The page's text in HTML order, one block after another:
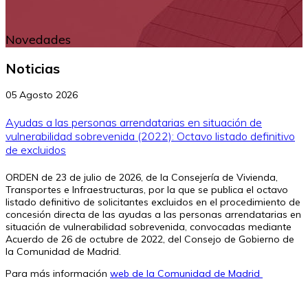
Novedades
Noticias
05 Agosto 2026
Ayudas a las personas arrendatarias en situación de
vulnerabilidad sobrevenida (2022): Octavo listado definitivo
de excluidos
ORDEN de 23 de julio de 2026, de la Consejería de Vivienda,
Transportes e Infraestructuras, por la que se publica el octavo
listado definitivo de solicitantes excluidos en el procedimiento de
concesión directa de las ayudas a las personas arrendatarias en
situación de vulnerabilidad sobrevenida, convocadas mediante
Acuerdo de 26 de octubre de 2022, del Consejo de Gobierno de
la Comunidad de Madrid.
Para más información web de la Comunidad de Madrid